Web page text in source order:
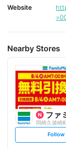
Website
Nearby Stores
ファミ
岡崎久後崎
s
t
Follow